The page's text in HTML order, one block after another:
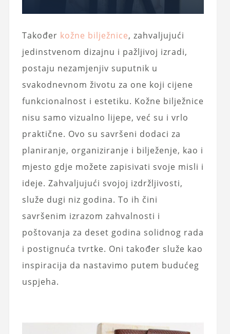
Također kožne bilježnice, zahvaljujući
jedinstvenom dizajnu i pažljivoj izradi,
postaju nezamjenjiv suputnik u
svakodnevnom životu za one koji cijene
funkcionalnost i estetiku. Kožne bilježnice
nisu samo vizualno lijepe, već su i vrlo
praktične. Ovo su savršeni dodaci za
planiranje, organiziranje i bilježenje, kao i
mjesto gdje možete zapisivati ​​svoje misli i
ideje. Zahvaljujući svojoj izdržljivosti,
služe dugi niz godina. To ih čini
savršenim izrazom zahvalnosti i
poštovanja za deset godina solidnog rada
i postignuća tvrtke. Oni također služe kao
inspiracija da nastavimo putem budućeg
uspjeha.